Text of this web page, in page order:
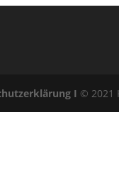
I © 2021